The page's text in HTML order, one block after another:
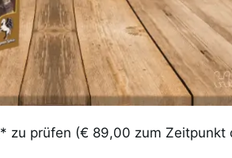
* zu prüfen (€ 89,00 zum Zeitpunkt